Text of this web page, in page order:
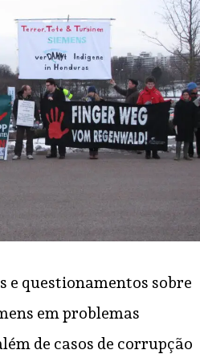
e questionamentos sobre
em problemas
de casos de corrupção